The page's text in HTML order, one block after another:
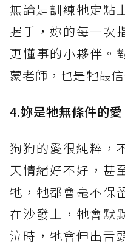
無論是訓練牠定點
握手，妳的每一次
更懂事的小夥伴。
蒙老師，也是牠最
4.妳是牠無條件的愛
狗狗的愛很純粹，
天情緒好不好，甚
牠，牠都會毫不保
在沙發上，牠會默
泣時，牠會伸出舌